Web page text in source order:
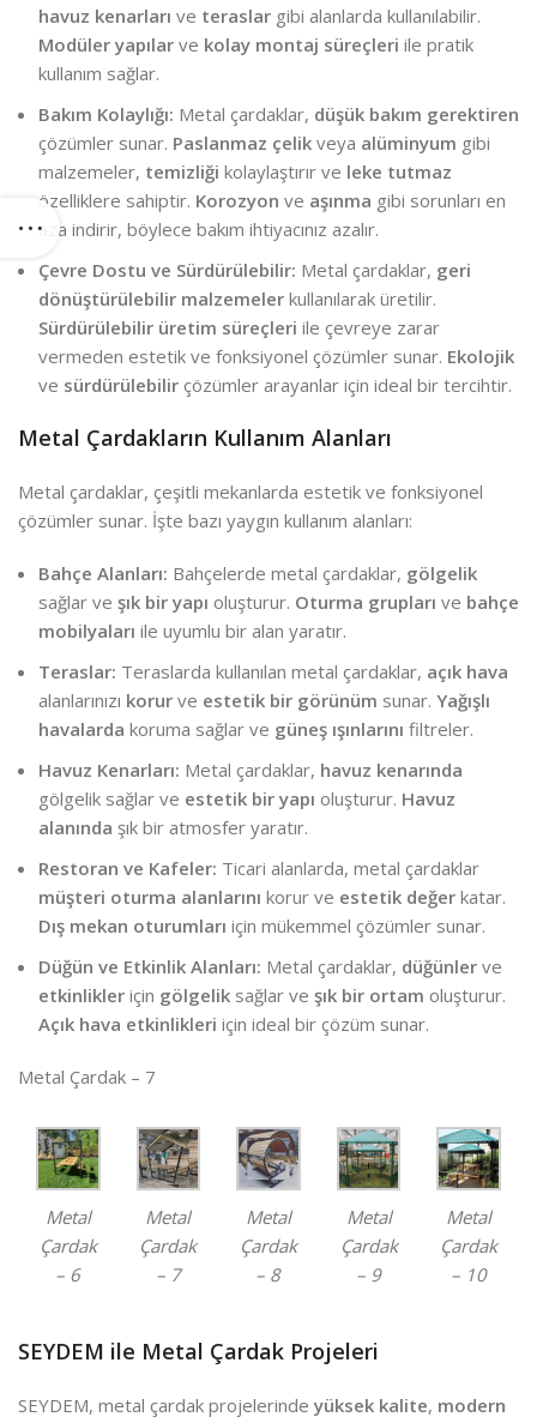
havuz kenarları ve teraslar gibi alanlarda kullanılabilir.
Modüler yapılar ve kolay montaj süreçleri ile pratik
kullanım sağlar.
Bakım Kolaylığı: Metal çardaklar, düşük bakım gerektiren
çözümler sunar. Paslanmaz çelik veya alüminyum gibi
malzemeler, temizliği kolaylaştırır ve leke tutmaz
özelliklere sahiptir. Korozyon ve aşınma gibi sorunları en
aza indirir, böylece bakım ihtiyacınız azalır.
Çevre Dostu ve Sürdürülebilir: Metal çardaklar, geri
dönüştürülebilir malzemeler kullanılarak üretilir.
Sürdürülebilir üretim süreçleri ile çevreye zarar
vermeden estetik ve fonksiyonel çözümler sunar. Ekolojik
ve sürdürülebilir çözümler arayanlar için ideal bir tercihtir.
Metal Çardakların Kullanım Alanları
Metal çardaklar, çeşitli mekanlarda estetik ve fonksiyonel
çözümler sunar. İşte bazı yaygın kullanım alanları:
Bahçe Alanları: Bahçelerde metal çardaklar, gölgelik
sağlar ve şık bir yapı oluşturur. Oturma grupları ve bahçe
mobilyaları ile uyumlu bir alan yaratır.
Teraslar: Teraslarda kullanılan metal çardaklar, açık hava
alanlarınızı korur ve estetik bir görünüm sunar. Yağışlı
havalarda koruma sağlar ve güneş ışınlarını filtreler.
Havuz Kenarları: Metal çardaklar, havuz kenarında
gölgelik sağlar ve estetik bir yapı oluşturur. Havuz
alanında şık bir atmosfer yaratır.
Restoran ve Kafeler: Ticari alanlarda, metal çardaklar
müşteri oturma alanlarını korur ve estetik değer katar.
Dış mekan oturumları için mükemmel çözümler sunar.
Düğün ve Etkinlik Alanları: Metal çardaklar, düğünler ve
etkinlikler için gölgelik sağlar ve şık bir ortam oluşturur.
Açık hava etkinlikleri için ideal bir çözüm sunar.
Metal Çardak – 7
Metal
Çardak
– 6
Metal
Çardak
– 7
Metal
Çardak
– 8
Metal
Çardak
– 9
Metal
Çardak
– 10
SEYDEM ile Metal Çardak Projeleri
SEYDEM, metal çardak projelerinde yüksek kalite, modern